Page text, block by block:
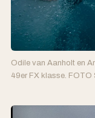
Odile van Aanholt en
49er FX klasse. FOTO